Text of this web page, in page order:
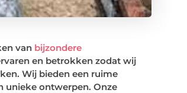
van bijzondere
en betrokken zodat wij
Wij bieden een ruime
unieke ontwerpen. Onze